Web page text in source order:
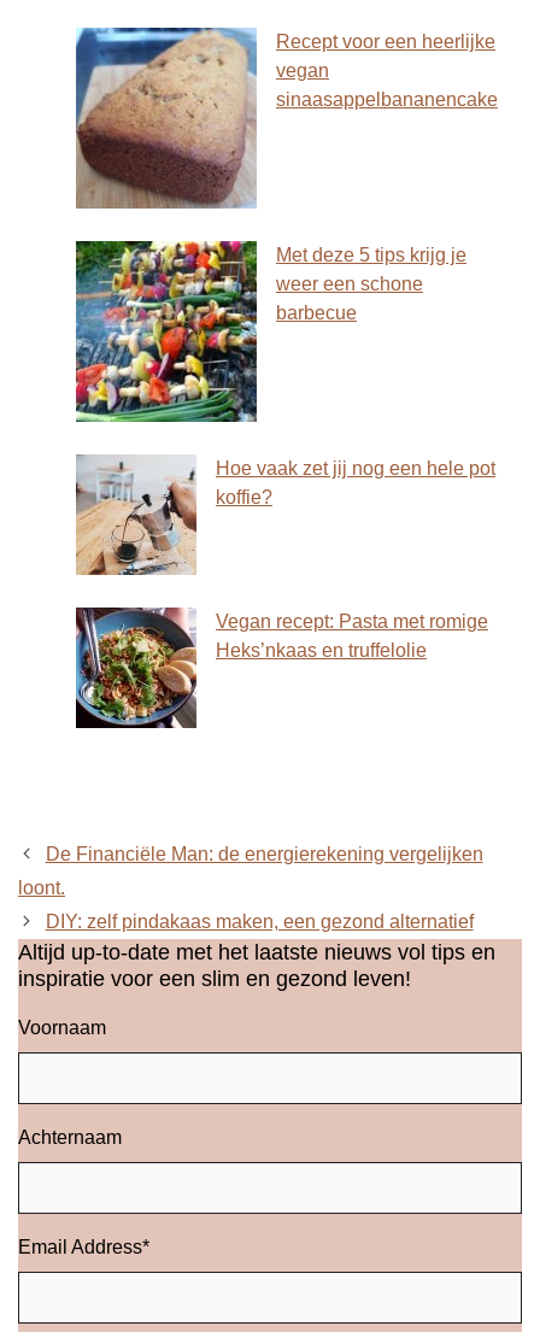
Recept voor een heerlijke
vegan
sinaasappelbananencake
Met deze 5 tips krijg je
weer een schone
barbecue
Hoe vaak zet jij nog een hele pot
koffie?
Vegan recept: Pasta met romige
Heks’nkaas en truffelolie
De Financiële Man: de energierekening vergelijken
loont.
DIY: zelf pindakaas maken, een gezond alternatief
Altijd up-to-date met het laatste nieuws vol tips en
inspiratie voor een slim en gezond leven!
Voornaam
Achternaam
Email Address*